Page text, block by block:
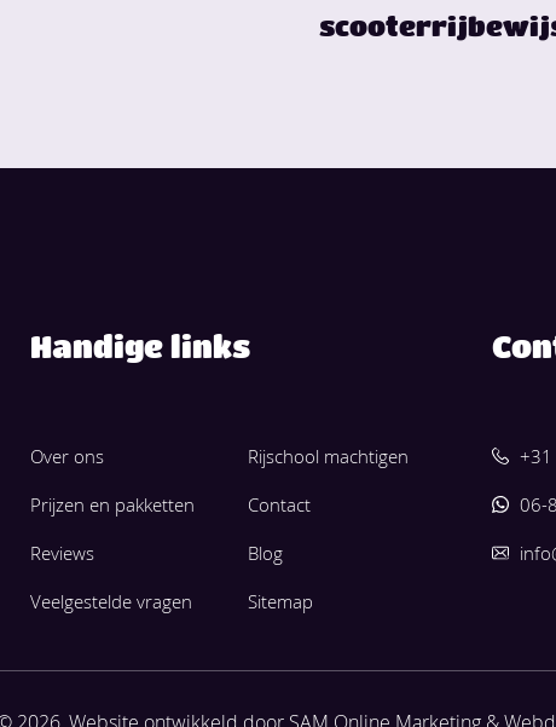
Handige links
Over ons
Prijzen en pakketten
Reviews
Veelgestelde vragen
Rijschool machtigen
Contact
Blog
Sitemap
06-